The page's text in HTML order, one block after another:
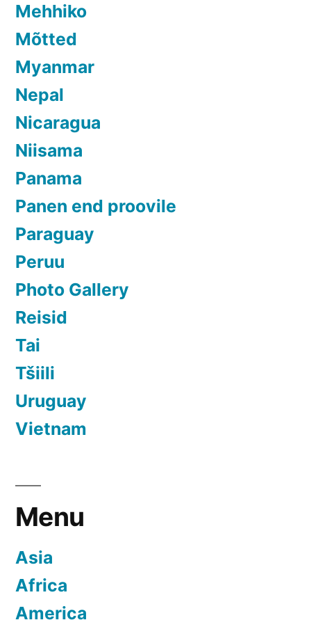
Mehhiko
Mõtted
Myanmar
Nepal
Nicaragua
Niisama
Panama
Panen end proovile
Paraguay
Peruu
Photo Gallery
Reisid
Tai
Tšiili
Uruguay
Vietnam
Menu
Asia
Africa
America